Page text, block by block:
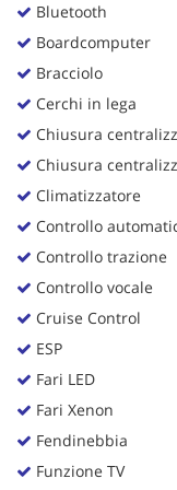
Bluetooth
Boardcomputer
Bracciolo
Cerchi in lega
Chiusura
Chiusura
Climatizzatore
Controllo
Controllo trazione
Controllo vocale
Cruise Control
ESP
Fari LED
Fari Xenon
Fendinebbia
Funzione TV